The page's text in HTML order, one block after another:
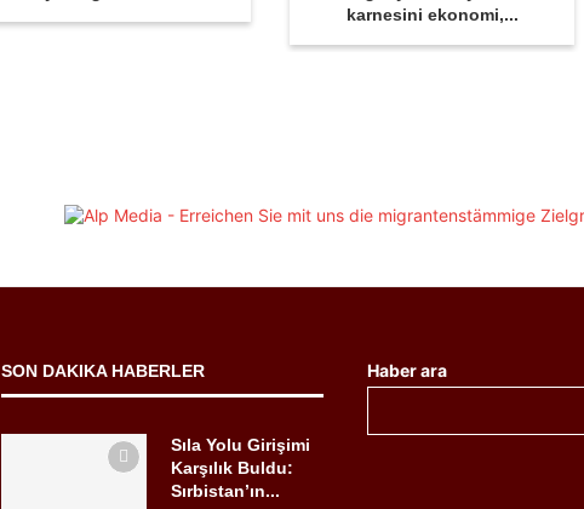
karnesini ekonomi,...
SON DAKIKA HABERLER
Sıla Yolu Girişimi
Karşılık Buldu:
Sırbistan’ın...
Haber ara